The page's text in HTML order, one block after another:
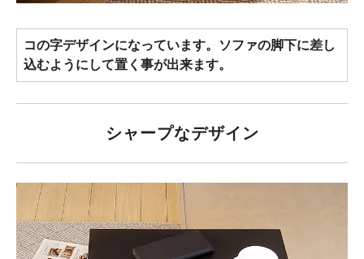
コの字デザインになっています。ソファの脚下に差し
込むようにして置く事が出来ます。
シャープなデザイン